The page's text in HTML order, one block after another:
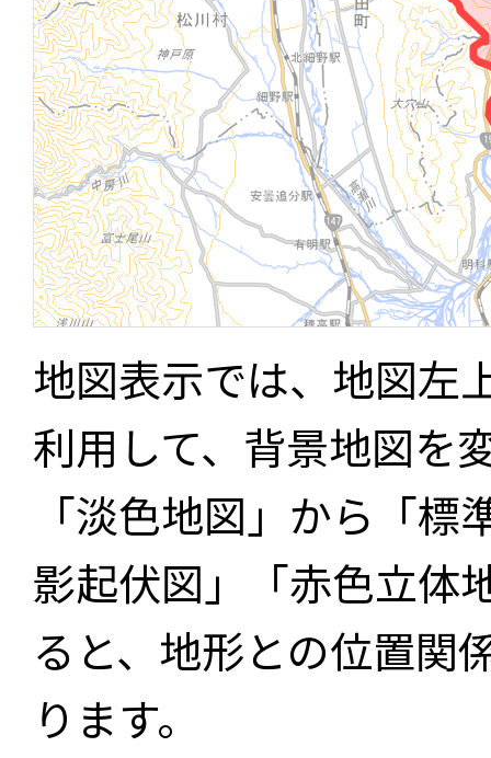
地図表示では、地図左
利用して、背景地図を
「淡色地図」から「
影起伏図」「赤色立体
ると、地形との位置関
ります。